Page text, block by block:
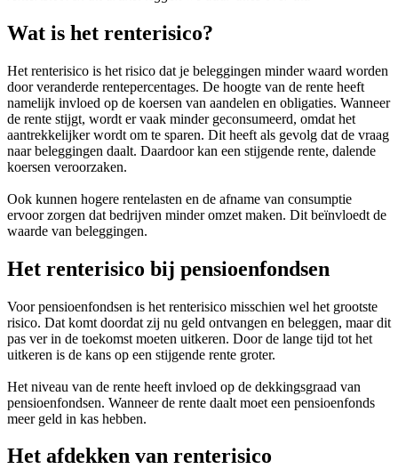
Wat is het renterisico?
Het renterisico is het risico dat je beleggingen minder waard worden
door veranderde rentepercentages. De hoogte van de rente heeft
namelijk invloed op de koersen van aandelen en obligaties. Wanneer
de rente stijgt, wordt er vaak minder geconsumeerd, omdat het
aantrekkelijker wordt om te sparen. Dit heeft als gevolg dat de vraag
naar beleggingen daalt. Daardoor kan een stijgende rente, dalende
koersen veroorzaken.
Ook kunnen hogere rentelasten en de afname van consumptie
ervoor zorgen dat bedrijven minder omzet maken. Dit beïnvloedt de
waarde van beleggingen.
Het renterisico bij pensioenfondsen
Voor pensioenfondsen is het renterisico misschien wel het grootste
risico. Dat komt doordat zij nu geld ontvangen en beleggen, maar dit
pas ver in de toekomst moeten uitkeren. Door de lange tijd tot het
uitkeren is de kans op een stijgende rente groter.
Het niveau van de rente heeft invloed op de dekkingsgraad van
pensioenfondsen. Wanneer de rente daalt moet een pensioenfonds
meer geld in kas hebben.
Het afdekken van renterisico